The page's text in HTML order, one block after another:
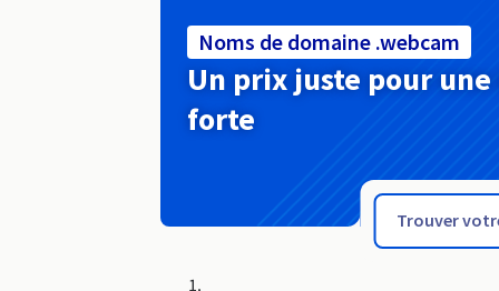
Noms de domaine .webcam
Un prix juste pour
forte